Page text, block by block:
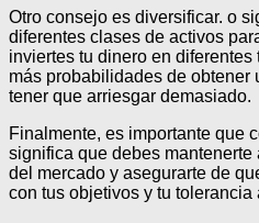
Otro consejo es diversificar. o
diferentes clases de activos
inviertes tu dinero en
más probabilidades de obtener
tener que arriesgar demasiado.
Finalmente, es importante que
significa que debes
del mercado y asegurarte de
con tus objetivos y tu tolerancia